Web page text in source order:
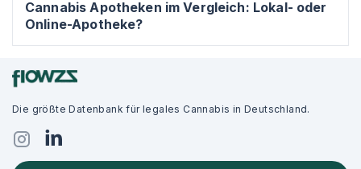
Cannabis Apotheken im Vergleich: Lokal- oder
Online-Apotheke?
Die größte Datenbank für legales Cannabis in Deutschland.